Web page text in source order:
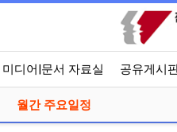
미디어|문서 자료실 공유게시
월간 주요일정